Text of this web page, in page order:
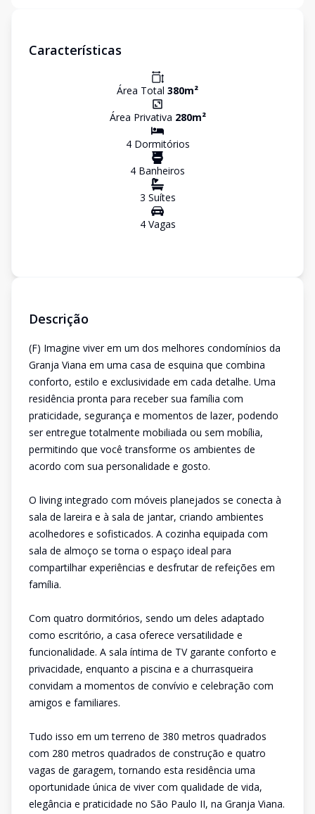
Características
Área Total 380m²
Área Privativa 280m²
4Dormitórios
4 Banheiros
3 Suítes
4Vagas
Descrição
(F) Imagine viver em um dos melhores condomínios da
Granja Viana em uma casa de esquina que combina
conforto, estilo e exclusividade em cada detalhe. Uma
residência pronta para receber sua família com
praticidade, segurança e momentos de lazer, podendo
ser entregue totalmente mobiliada ou sem mobília,
permitindo que você transforme os ambientes de
acordo com sua personalidade e gosto.
O living integrado com móveis planejados se conecta à
sala de lareira e à sala de jantar, criando ambientes
acolhedores e sofisticados. A cozinha equipada com
sala de almoço se torna o espaço ideal para
compartilhar experiências e desfrutar de refeições em
família.
Com quatro dormitórios, sendo um deles adaptado
como escritório, a casa oferece versatilidade e
funcionalidade. A sala íntima de TV garante conforto e
privacidade, enquanto a piscina e a churrasqueira
convidam a momentos de convívio e celebração com
amigos e familiares.
Tudo isso em um terreno de 380 metros quadrados
com 280 metros quadrados de construção e quatro
vagas de garagem, tornando esta residência uma
oportunidade única de viver com qualidade de vida,
elegância e praticidade no São Paulo II, na Granja Viana.